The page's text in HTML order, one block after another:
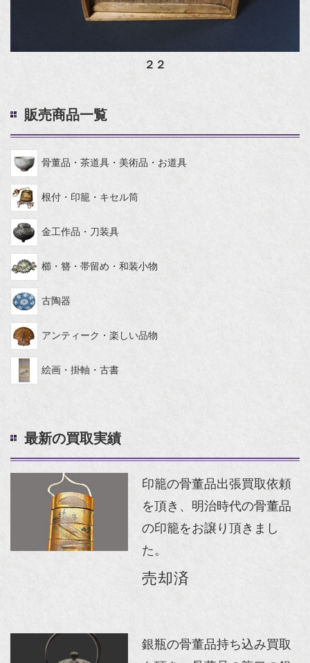
２２
販売商品一覧
骨董品・茶道具・美術品・お道具
根付・印籠・キセル筒
金工作品・刀装具
櫛・簪・帯留め・和装小物
古陶器
アンティーク・楽しい品物
絵画・掛軸・古書
最新の買取実績
印籠の骨董品出張買取依頼
を頂き、明治時代の骨董品
の印籠をお譲り頂きまし
た。
売却済
銀瓶の骨董品持ち込み買取